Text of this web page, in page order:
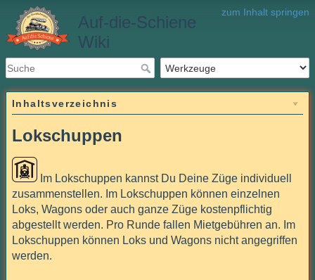
zum Inhalt springen
Auf-die-Schiene
Wiki
Inhaltsverzeichnis
Lokschuppen
Im Lokschuppen kannst Du Deine Züge individuell
zusammenstellen. Im Lokschuppen können einzelnen
Loks, Wagons oder auch ganze Züge kostenpflichtig
abgestellt werden. Pro Runde fallen Mietgebühren an. Im
Lokschuppen können Loks und Wagons nicht angegriffen
werden.